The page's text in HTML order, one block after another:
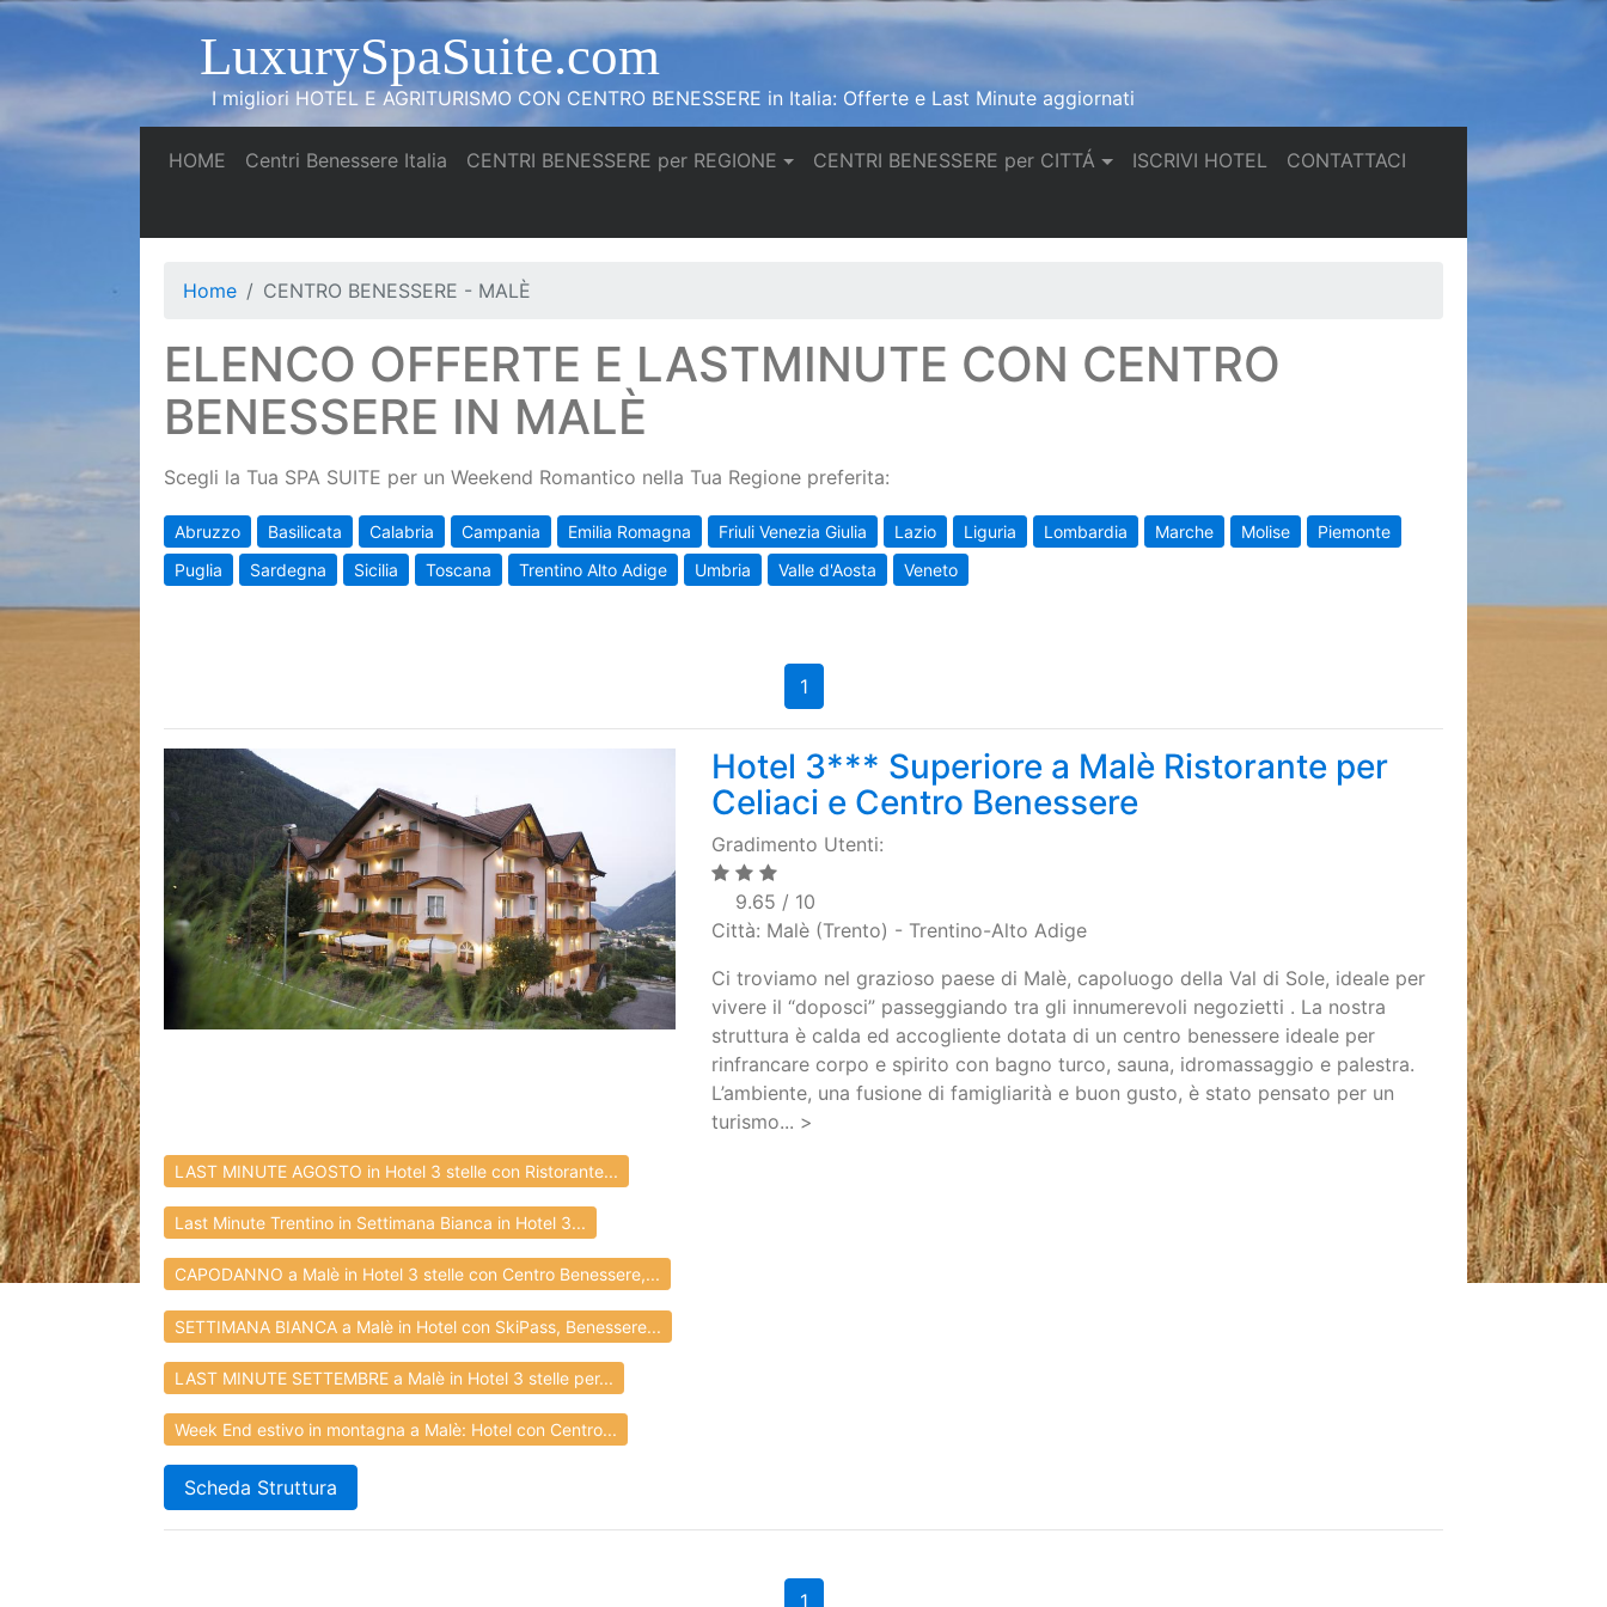
LuxurySpaSuite.com
I migliori HOTEL E AGRITURISMO CON CENTRO BENESSERE in Italia: Offerte e Last Minute aggiornati
HOME (current)
Centri Benessere Italia (current)
CENTRI BENESSERE per REGIONE CENTRI BENESSERE per CITTÁ ISCRIVI HOTEL(current)
CONTATTACI(current)
Home CENTRO BENESSERE - MALÈ
ELENCO OFFERTE E LASTMINUTE CON CENTRO
BENESSERE IN MALÈ
Scegli la Tua SPA SUITE per un Weekend Romantico nella Tua Regione preferita:
Abruzzo Basilicata Calabria Campania Emilia Romagna Friuli Venezia Giulia Lazio Liguria Lombardia Marche Molise
Piemonte
Puglia
Sardegna Sicilia Toscana Trentino Alto Adige Umbria Valle d'Aosta Veneto
1
Hotel 3*** Superiore a Malè Ristorante per
Celiaci e Centro Benessere
Gradimento Utenti:
9.65 / 10
Città: Malè (Trento) - Trentino-Alto Adige
Ci troviamo nel grazioso paese di Malè, capoluogo della Val di Sole, ideale per
vivere il “doposci” passeggiando tra gli innumerevoli negozietti . La nostra
struttura è calda ed accogliente dotata di un centro benessere ideale per
rinfrancare corpo e spirito con bagno turco, sauna, idromassaggio e palestra.
L’ambiente, una fusione di famigliarità e buon gusto, è stato pensato per un
turismo... >
LAST MINUTE AGOSTO in Hotel 3 stelle con Ristorante...
Last Minute Trentino in Settimana Bianca in Hotel 3...
CAPODANNO a Malè in Hotel 3 stelle con Centro Benessere,...
SETTIMANA BIANCA a Malè in Hotel con SkiPass, Benessere...
LAST MINUTE SETTEMBRE a Malè in Hotel 3 stelle per...
Week End estivo in montagna a Malè: Hotel con Centro...
Scheda Struttura
1